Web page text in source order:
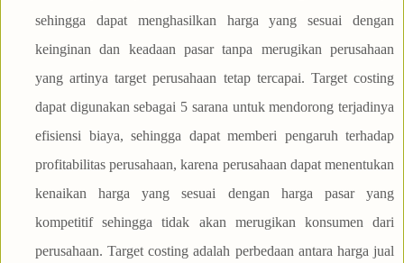
sehingga dapat menghasilkan harga yang sesuai dengan
keinginan dan keadaan pasar tanpa merugikan perusahaan
yang artinya target perusahaan tetap tercapai. Target costing
dapat digunakan sebagai 5 sarana untuk mendorong terjadinya
efisiensi biaya, sehingga dapat memberi pengaruh terhadap
profitabilitas perusahaan, karena perusahaan dapat menentukan
kenaikan harga yang sesuai dengan harga pasar yang
kompetitif sehingga tidak akan merugikan konsumen dari
perusahaan. Target costing adalah perbedaan antara harga jual